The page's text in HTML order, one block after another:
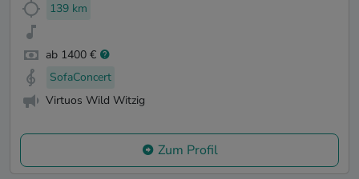
139 km
ab 1400 €
SofaConcert
Virtuos Wild Witzig
Zum Profil